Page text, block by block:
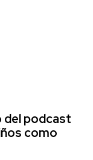
del podcast
como